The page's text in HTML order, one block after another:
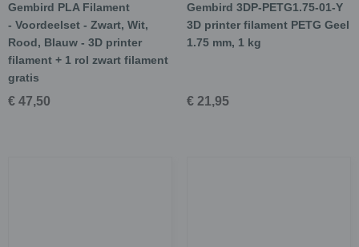
Gembird PLA Filament
- Voordeelset - Zwart, Wit,
Rood, Blauw - 3D printer
filament + 1 rol zwart filament
gratis
€ 47,50
Gembird 3DP-PETG1.75-01-Y
3D printer filament PETG Geel
1.75 mm, 1 kg
€ 21,95